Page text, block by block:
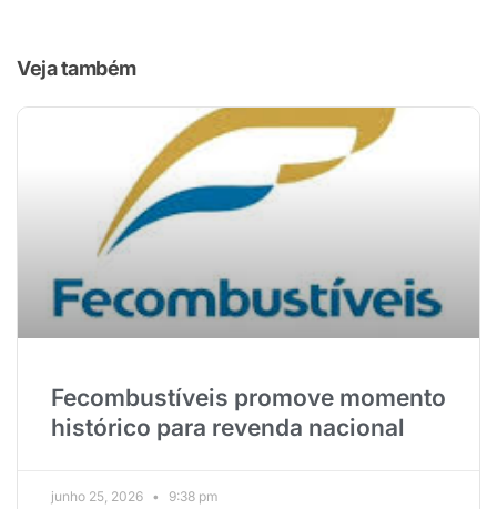
Veja também
Fecombustíveis promove momento
histórico para revenda nacional
junho 25, 2026 9:38 pm